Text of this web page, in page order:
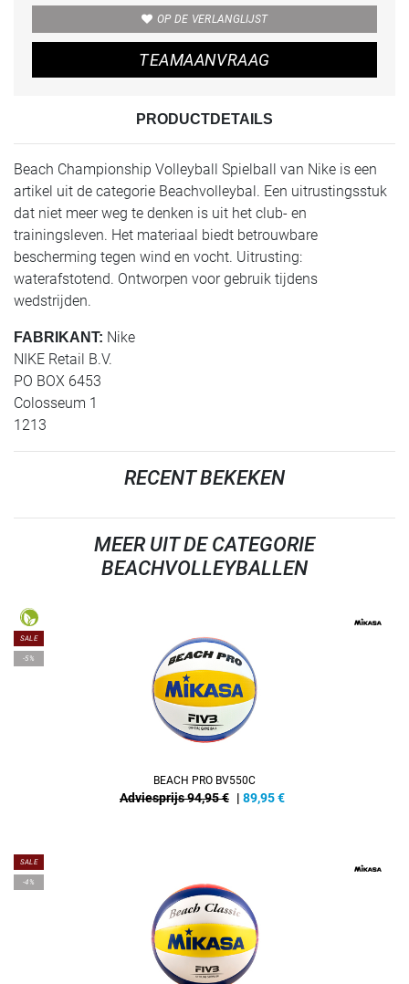
OP DE VERLANGLIJST
TEAMAANVRAAG
PRODUCTDETAILS
Beach Championship Volleyball Spielball van Nike is een
artikel uit de categorie Beachvolleybal. Een uitrustingsstuk
dat niet meer weg te denken is uit het club- en
trainingsleven. Het materiaal biedt betrouwbare
bescherming tegen wind en vocht. Uitrusting:
waterafstotend. Ontworpen voor gebruik tijdens
wedstrijden.
FABRIKANT: Nike
NIKE Retail B.V.
PO BOX 6453
Colosseum 1
1213
RECENT BEKEKEN
MEER UIT DE CATEGORIE
BEACHVOLLEYBALLEN
SALE
-5%
BEACH PRO BV550C
Adviesprijs 94,95 € | 89,95€
SALE
-4%